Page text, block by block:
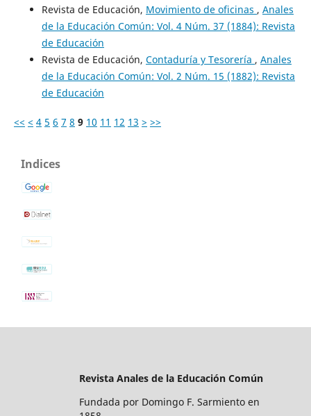
Revista de Educación, Movimiento de oficinas , Anales
de la Educación Común: Vol. 4 Núm. 37 (1884): Revista
de Educación
Revista de Educación, Contaduría y Tesorería , Anales
de la Educación Común: Vol. 2 Núm. 15 (1882): Revista
de Educación
<< < 4 5 6 7 8 9 10 11 12 13 > >>
Indices
Revista Anales de la Educación Común
Fundada por Domingo F. Sarmiento en